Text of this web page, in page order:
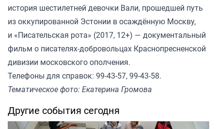
история шестилетней девочки Вали, прошедшей путь
из оккупированной Эстонии в осаждённую Москву,
и «Писательская рота» (2017, 12+) — документальный
фильм о писателях-добровольцах Краснопресненской
дивизии московского ополчения.
Телефоны для справок: 99-43-57, 99-43-58.
Тематическое фото: Екатерина Громова
Другие события сегодня